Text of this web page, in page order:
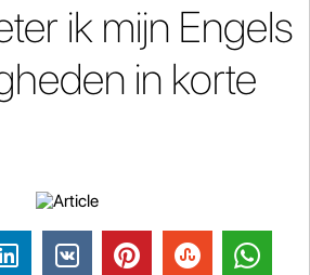
ik mijn Engels
in korte